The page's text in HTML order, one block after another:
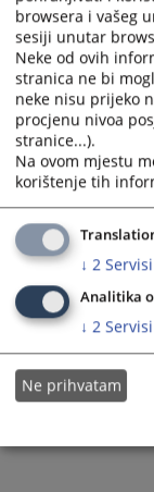
Prijem stranaka
Prikazana vijest
browsera i vašeg
sesiji unutar
Neke od ovih
stranica ne bi
neke nisu prijeko
procjenu nivoa
stranice...).
Na ovom mjestu
korištenje tih
↓ 2
Analitika
↓ 2
Ne prihvatam